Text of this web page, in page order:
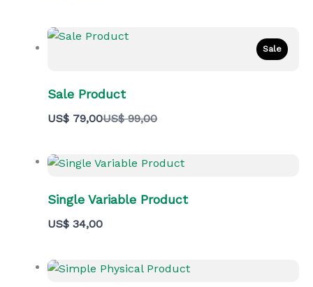
Sale
Sale Product
US$ 79,00Vergelijk
US$ 99,00
Single Variable Product
US$ 34,00